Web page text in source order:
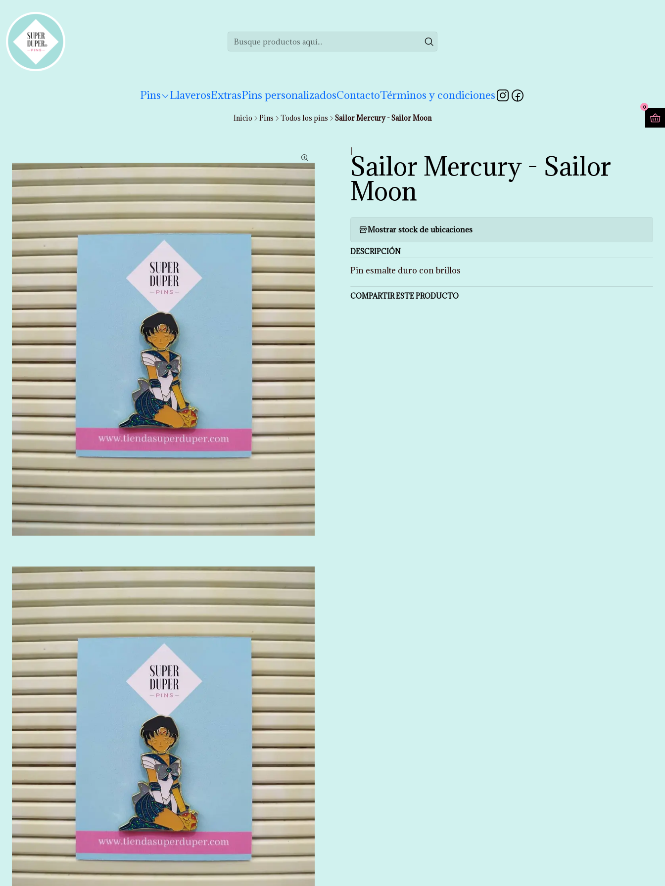
Pins LlaverosExtrasPins personalizadosContactoTérminos y condiciones
0
Inicio Pins Todos los pins Sailor Mercury - Sailor Moon
Sailor Mercury - Sailor
Moon
Mostrar stock de ubicaciones
DESCRIPCIÓN
Pin esmalte duro con brillos
COMPARTIR ESTE PRODUCTO